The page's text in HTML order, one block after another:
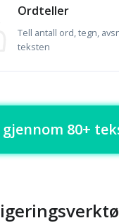
Ordteller
Tell antall ord, tegn,
teksten
gjennom 80+